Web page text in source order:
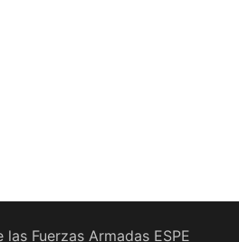
Fuerzas Armadas ESPE